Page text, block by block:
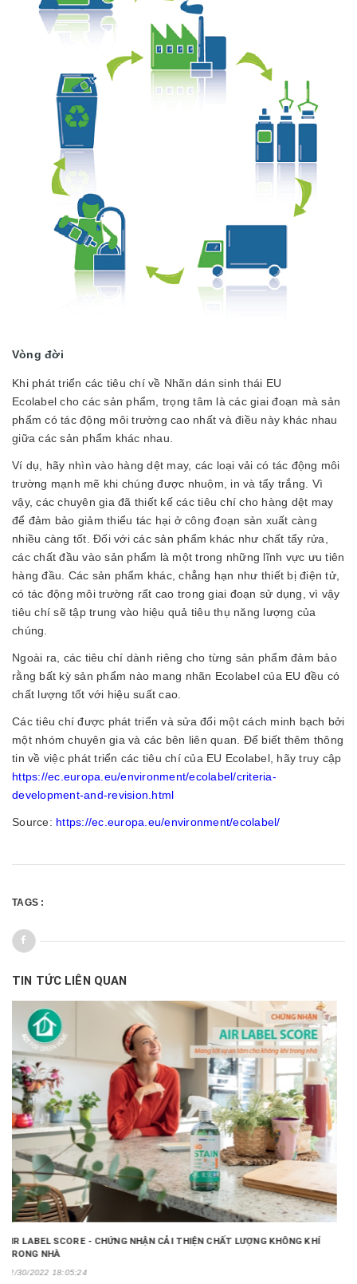
Vòng đời
Khi phát triển các tiêu chí về Nhãn dán sinh thái EU
Ecolabel cho các sản phẩm, trọng tâm là các giai đoạn mà sản
phẩm có tác động môi trường cao nhất và điều này khác nhau
giữa các sản phẩm khác nhau.
Ví dụ, hãy nhìn vào hàng dệt may, các loại vải có tác động môi
trường mạnh mẽ khi chúng được nhuộm, in và tẩy trắng. Vì
vậy, các chuyên gia đã thiết kế các tiêu chí cho hàng dệt may
để đảm bảo giảm thiểu tác hại ở công đoạn sản xuất càng
nhiều càng tốt. Đối với các sản phẩm khác như chất tẩy rửa,
các chất đầu vào sản phẩm là một trong những lĩnh vực ưu tiên
hàng đầu. Các sản phẩm khác, chẳng hạn như thiết bị điện tử,
có tác động môi trường rất cao trong giai đoạn sử dụng, vì vậy
tiêu chí sẽ tập trung vào hiệu quả tiêu thụ năng lượng của
chúng.
Ngoài ra, các tiêu chí dành riêng cho từng sản phẩm đảm bảo
rằng bất kỳ sản phẩm nào mang nhãn Ecolabel của EU đều có
chất lượng tốt với hiệu suất cao.
Các tiêu chí được phát triển và sửa đổi một cách minh bạch bởi
một nhóm chuyên gia và các bên liên quan. Để biết thêm thông
tin về việc phát triển các tiêu chí của EU Ecolabel, hãy truy cập
https://ec.europa.eu/environment/ecolabel/criteria-
development-and-revision.html
Source: https://ec.europa.eu/environment/ecolabel/
TAGS :
TIN TỨC LIÊN QUAN
AIR LABEL SCORE - CHỨNG NHẬN CẢI THIỆN CHẤT LƯỢNG KHÔNG KHÍ
TRONG NHÀ
12/30/2022 18:05:24